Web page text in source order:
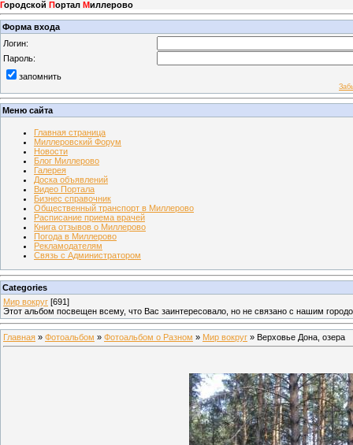
Городской Портал Миллерово
Форма входа
Логин:
Пароль:
запомнить
Меню сайта
Главная страница
Миллеровский Форум
Новости
Блог Миллерово
Галерея
Доска объявлений
Видео Портала
Бизнес справочник
Общественный транспорт в Миллерово
Расписание приема врачей
Книга отзывов о Миллерово
Погода в Миллерово
Рекламодателям
Связь с Администратором
Categories
Мир вокруг [691]
Этот альбом посвещен всему, что Вас заинтересовало, но не связано с нашим
Главная » Фотоальбом » Фотоальбом о Разном » Мир вокруг » Верховье Дона, озера